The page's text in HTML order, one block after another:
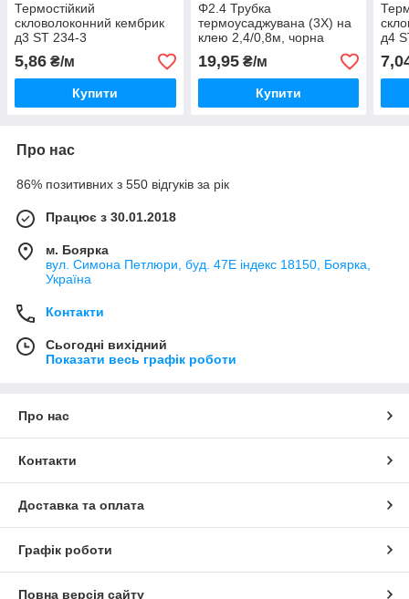
Термостійкий
скловолоконний кембрик
д3 ST 234-3
5,86 ₴/м
Купити
Φ2.4 Трубка
термоусаджувана (3Х) на
клею 2,4/0,8м, чорна
19,95₴/м
Купити
д4
Про нас
86% позитивних з 550 відгуків за рік
Працює з 30.01.2018
м. Боярка
вул. Симона Петлюри, буд. 47Е індекс 18150, Боярка,
Україна
Контакти
Сьогодні вихідний
Показати весь графік роботи
Про нас
Контакти
Доставка та оплата
Графік роботи
Повна версія сайту